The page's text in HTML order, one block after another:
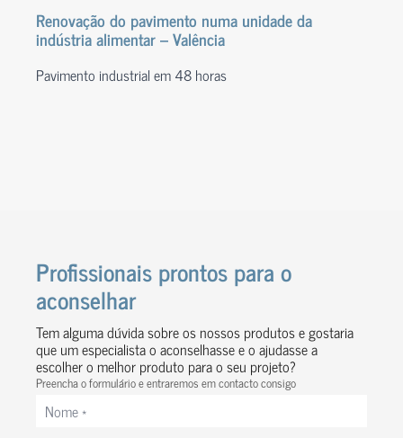
Renovação do pavimento numa unidade da
indústria alimentar – Valência
Pavimento industrial em 48 horas
Ver obra
Profissionais prontos para o
aconselhar
Tem alguma dúvida sobre os nossos produtos e gostaria
que um especialista o aconselhasse e o ajudasse a
escolher o melhor produto para o seu projeto?
Preencha o formulário e entraremos em contacto consigo